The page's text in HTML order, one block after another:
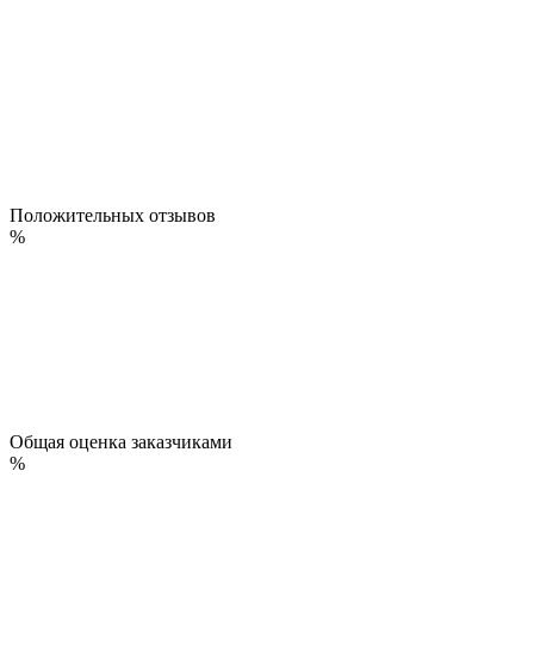
Положительных отзывов
%
Общая оценка заказчиками
%